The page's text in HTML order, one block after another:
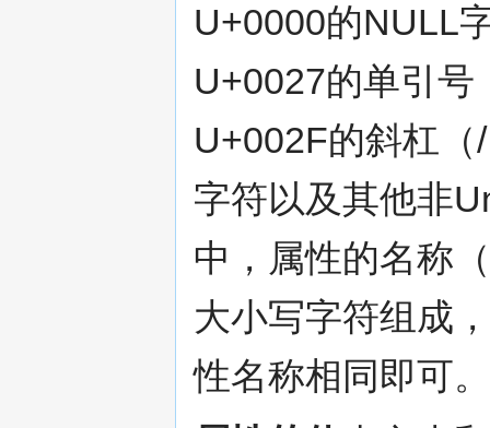
U+0000的NULL
U+0027的单引号
U+002F的斜杠
字符以及其他非
中，属性的名称
大小写字符组成
性名称相同即可。